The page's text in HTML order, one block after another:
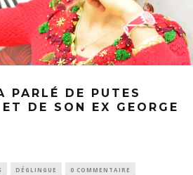
PARLÉ DE PUTES
DE SON EX GEORGE
DÉGLINGUE 0 COMMENTAIRE